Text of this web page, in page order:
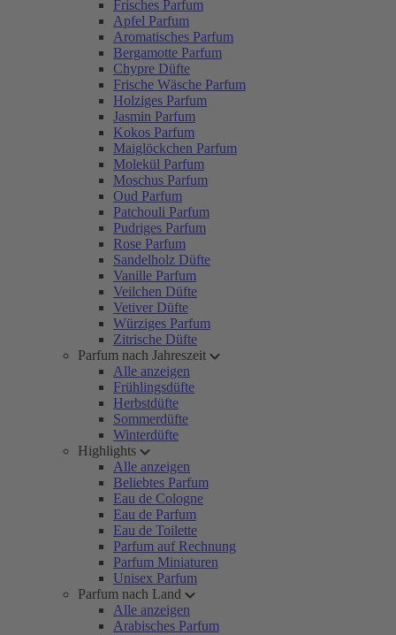
Frisches Parfum
Apfel Parfum
Aromatisches Parfum
Bergamotte Parfum
Chypre Düfte
Frische Wäsche Parfum
Holziges Parfum
Jasmin Parfum
Kokos Parfum
Maiglöckchen Parfum
Molekül Parfum
Moschus Parfum
Oud Parfum
Patchouli Parfum
Pudriges Parfum
Rose Parfum
Sandelholz Düfte
Vanille Parfum
Veilchen Düfte
Vetiver Düfte
Würziges Parfum
Zitrische Düfte
Parfum nach Jahreszeit
Alle anzeigen
Frühlingsdüfte
Herbstdüfte
Sommerdüfte
Winterdüfte
Highlights
Alle anzeigen
Beliebtes Parfum
Eau de Cologne
Eau de Parfum
Eau de Toilette
Parfum auf Rechnung
Parfum Miniaturen
Unisex Parfum
Parfum nach Land
Alle anzeigen
Arabisches Parfum